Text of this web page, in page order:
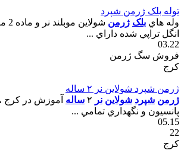
توله بلک ژرمن شپرد
وله هاي بلک ژرمن
انگل تراپي شده داراي ...
03.22
فروش سگ ژرمن
کرج
ژرمن شپرد شولاين نر ٢ ساله
ژرمن شپرد شولاين نر ساله آموزش در کرج
پانسيون و نگهداري تمامي ...
05.15
22
کرج